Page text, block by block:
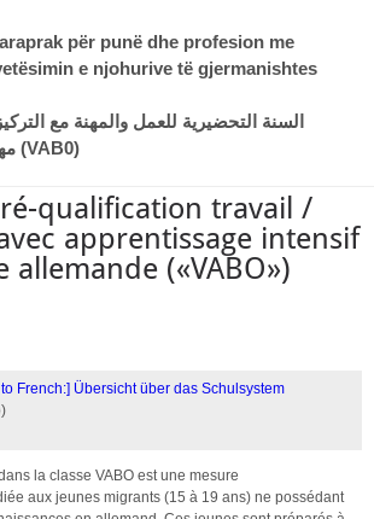
për punë dhe profesion me
e njohurive të gjermanishtes
السنة التحضيرية للعمل والمهنة مع
مهارات اللغة الألمانية (VAB0)
qualification travail /
apprentissage intensif
allemande («VABO»)
French:] Übersicht über das Schulsystem
la classe VABO est une mesure
aux jeunes migrants (15 à 19 ans) ne possédant